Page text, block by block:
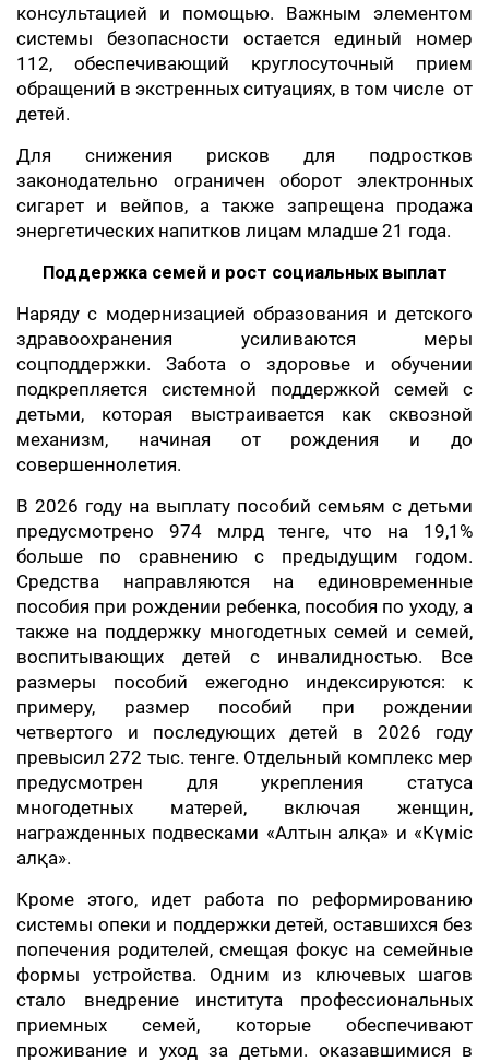
консультацией и помощью. Важным элементом
системы безопасности остается единый номер
112, обеспечивающий круглосуточный прием
обращений в экстренных ситуациях, в том числе от
детей.
Для снижения рисков для подростков
законодательно ограничен оборот электронных
сигарет и вейпов, а также запрещена продажа
энергетических напитков лицам младше 21 года.
Поддержка семей и рост социальных выплат
Наряду с модернизацией образования и детского
здравоохранения усиливаются меры
соцподдержки. Забота о здоровье и обучении
подкрепляется системной поддержкой семей с
детьми, которая выстраивается как сквозной
механизм, начиная от рождения и до
совершеннолетия.
В 2026 году на выплату пособий семьям с детьми
предусмотрено 974 млрд тенге, что на 19,1%
больше по сравнению с предыдущим годом.
Средства направляются на единовременные
пособия при рождении ребенка, пособия по уходу, а
также на поддержку многодетных семей и семей,
воспитывающих детей с инвалидностью. Все
размеры пособий ежегодно индексируются: к
примеру, размер пособий при рождении
четвертого и последующих детей в 2026 году
превысил 272 тыс. тенге. Отдельный комплекс мер
предусмотрен для укрепления статуса
многодетных матерей, включая женщин,
награжденных подвесками «Алтын алқа» и «Күміс
алқа».
Кроме этого, идет работа по реформированию
системы опеки и поддержки детей, оставшихся без
попечения родителей, смещая фокус на семейные
формы устройства. Одним из ключевых шагов
стало внедрение института профессиональных
приемных семей, которые обеспечивают
проживание и уход за детьми. оказавшимися в